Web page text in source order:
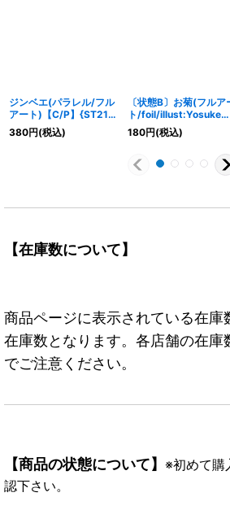
ジンベエ(パラレル/フル
アート)【C/P】{ST21-
005}
380円(税込)
〔状態B〕お菊(フルア
ト/foil/illust:Yosuke
Adachi)【R】{OP01-
035}
180円(税込)
【在庫数について】
商品ページに表示されている在庫
在庫数となります。各店舗の在庫
でご注意ください。
【商品の状態について】 ※初めて購
認下さい。